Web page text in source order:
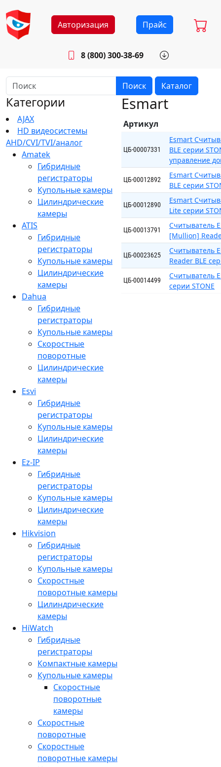
Авторизация Прайс
8 (800) 300-38-69
Будни: 8.30 - 17.00
Поиск Каталог
Категории
AJAX
HD видеосистемы
AHD/CVI/TVI/аналог
Amatek
Гибридные
регистраторы
Купольные камеры
Цилиндрические
камеры
ATIS
Гибридные
регистраторы
Купольные камеры
Цилиндрические
камеры
Dahua
Гибридные
регистраторы
Купольные камеры
Скоростные
поворотные
Цилиндрические
камеры
Esvi
Гибридные
регистраторы
Купольные камеры
Цилиндрические
камеры
Ez-IP
Гибридные
регистраторы
Купольные камеры
Цилиндрические
камеры
Hikvision
Гибридные
регистраторы
Купольные камеры
Скоростные
поворотные камеры
Цилиндрические
камеры
HiWatch
Гибридные
регистраторы
Компактные камеры
Купольные камеры
Скоростные
поворотные
камеры
Скоростные
поворотные
Скоростные
поворотные камеры
Esmart
Артикул
ЦБ-00007331
Esmart
BLE серии
управление
ЦБ-00012892
Esmart
BLE серии
ЦБ-00012890
Esmart
Lite серии
ЦБ-00013791
Считыватель
[Mullion]
ЦБ-00023625
Считыватель
Reader BLE
ЦБ-00014499
Считыватель
серии STONE